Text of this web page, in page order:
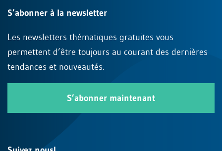
S’abonner à la newsletter
Les newsletters thématiques gratuites vous
permettent d’être toujours au courant des dernières
tendances et nouveautés.
S’abonner maintenant